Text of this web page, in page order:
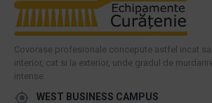
Covorase profesionale concepute astfel incat
interior, cat si la exterior, unde gradul de
intense.
WEST BUSINESS CAMPUS